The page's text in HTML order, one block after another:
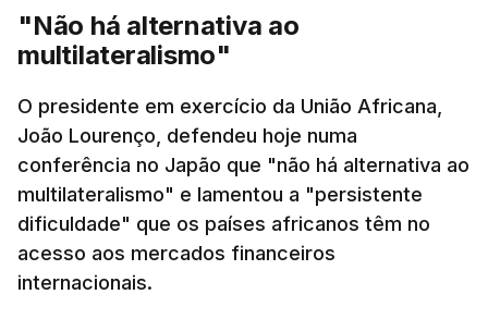
"Não há alternativa ao
multilateralismo"
O presidente em exercício da União Africana,
João Lourenço, defendeu hoje numa
conferência no Japão que "não há alternativa ao
multilateralismo" e lamentou a "persistente
dificuldade" que os países africanos têm no
acesso aos mercados financeiros
internacionais.